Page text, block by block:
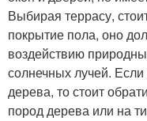
Выбирая террасу,
покрытие пола, оно
воздействию
солнечных лучей.
дерева, то стоит
пород дерева или на